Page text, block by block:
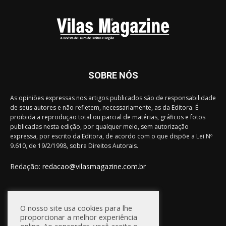
SOBRE NÓS
As opiniões expressas nos artigos publicados são de responsabilidade
de seus autores e não refletem, necessariamente, as da Editora. É
proibida a reprodução total ou parcial de matérias, gráficos e fotos
publicadas nesta edição, por qualquer meio, sem autorização
expressa, por escrito da Editora, de acordo com o que dispõe a Lei Nº
9.610, de 19/2/1998, sobre Direitos Autorais.
Redação: redacao@vilasmagazine.com.br
FIQUE CONECTADO
O nosso site usa cookies para lhe
proporcionar a melhor experiência